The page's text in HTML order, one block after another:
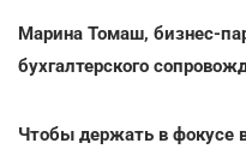
Марина Томаш, бизнес-
бухгалтерского
Чтобы держать в фокусе